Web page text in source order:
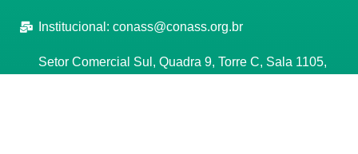
Institucional: conass@conass.org.br
Setor Comercial Sul, Quadra 9, Torre C, Sala 1105,